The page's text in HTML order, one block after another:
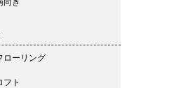
向き
ローリング
フト